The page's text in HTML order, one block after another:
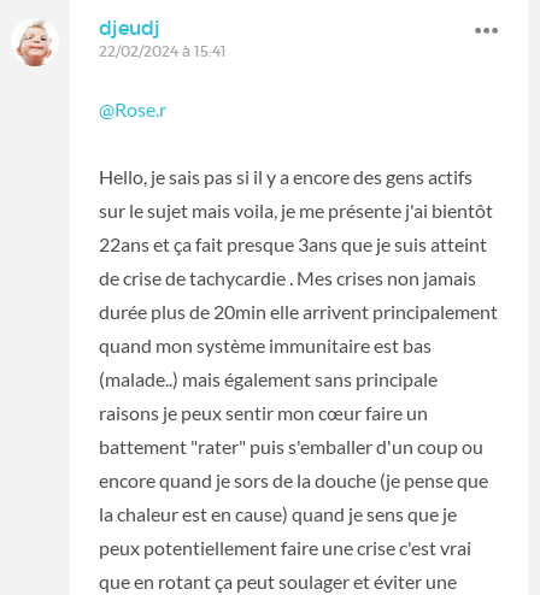
djeudj
22/02/2024 à 15:41
@Rose.r
Hello, je sais pas si il y a encore des gens actifs
sur le sujet mais voila, je me présente j'ai bientôt
22ans et ça fait presque 3ans que je suis atteint
de crise de tachycardie . Mes crises non jamais
durée plus de 20min elle arrivent principalement
quand mon système immunitaire est bas
(malade..) mais également sans principale
raisons je peux sentir mon cœur faire un
battement "rater" puis s'emballer d'un coup ou
encore quand je sors de la douche (je pense que
la chaleur est en cause) quand je sens que je
peux potentiellement faire une crise c'est vrai
que en rotant ça peut soulager et éviter une